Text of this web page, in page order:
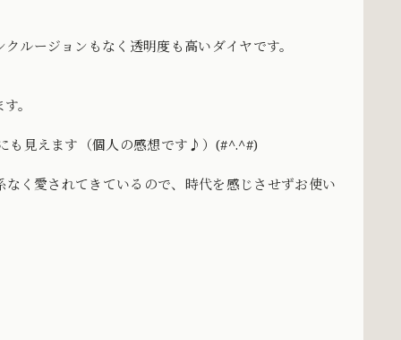
ルージョンもなく透明度も高いダイヤです。
。
も見えます（個人の感想です♪）(#^.^#)
く愛されてきているので、時代を感じさせずお使い